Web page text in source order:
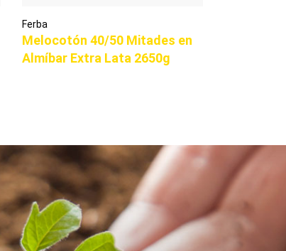
Ferba
Melocotón 40/50 Mitades en
Almíbar Extra Lata 2650g